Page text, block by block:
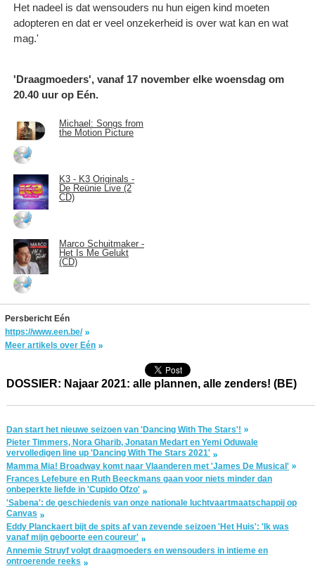
Het nadeel is dat wensouders nu hun eigen kind moeten
adopteren en dat er veel onzekerheid is over wat kan en wat
mag.'
'Draagmoeders', vanaf 17 november elke woensdag om
20.40 uur op Eén.
Michael: Songs from
the Motion Picture
K3 - K3 Originals -
De Reünie Live (2
CD)
Marco Schuitmaker -
Het Is Me Gelukt
(CD)
Persbericht Eén
https://www.een.be/
Meer artikels over Eén
DOSSIER: Najaar 2021: alle plannen, alle zenders! (BE)
Dan start het nieuwe seizoen van 'Dancing With The Stars'!
Pieter Timmers, Nora Gharib, Jonatan Medart en Yemi Oduwale
vervolledigen line up 'Dancing With The Stars 2021'
Mamma Mia! Broadway komt naar Vlaanderen met 'James De Musical'
Frances Lefebure en Ruth Beeckmans gaan voor niets minder dan
onbeperkte liefde in 'Cupido Ofzo'
'Sabena': de geschiedenis van onze nationale luchtvaartmaatschappij op
Canvas
Eddy Planckaert bijt de spits af van zevende seizoen 'Het Huis': 'Ik was
vanaf mijn geboorte een coureur'
Annemie Struyf volgt draagmoeders en wensouders in intieme en
ontroerende reeks